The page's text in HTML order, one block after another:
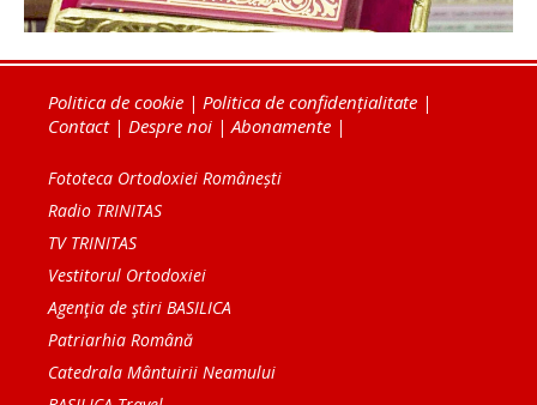
Politica de cookie | Politica de confidențialitate |
Contact| Despre noi |Abonamente |
Fototeca Ortodoxiei Românești
Radio TRINITAS
TV TRINITAS
Vestitorul Ortodoxiei
Agenţia de ştiri BASILICA
Patriarhia Română
Catedrala Mântuirii Neamului